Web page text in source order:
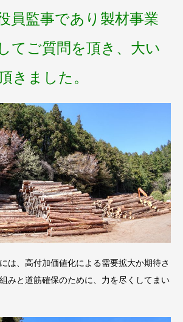
員監事であり製材事業
てご質問を頂き、大い
きました。
は、高付加価値化による需要拡大か期待さ
みと道筋確保のために、力を尽くしてまい